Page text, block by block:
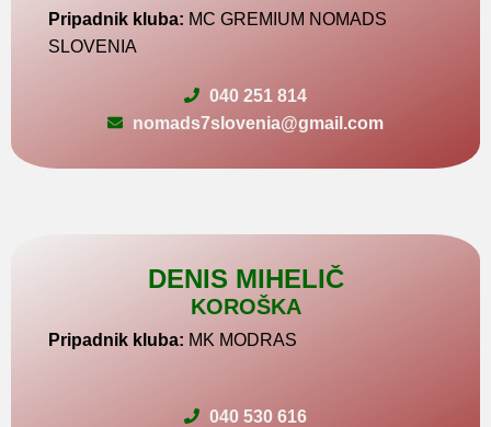
Pripadnik kluba: MC GREMIUM NOMADS
SLOVENIA
040 251 814
nomads7slovenia@gmail.com
DENIS MIHELIČ
KOROŠKA
Pripadnik kluba: MK MODRAS
040 530 616